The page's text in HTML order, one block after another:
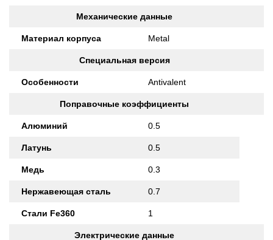
Механические данные
Материал корпуса Metal
Специальная версия
Особенности Antivalent
Поправочные коэффициенты
Алюминий 0.5
Латунь 0.5
Медь 0.3
Нержавеющая сталь 0.7
Стали Fe360 1
Электрические данные